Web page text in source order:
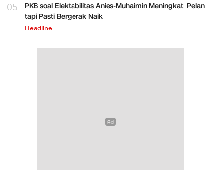
05
PKB soal Elektabilitas Anies-Muhaimin Meningkat: Pelan
tapi Pasti Bergerak Naik
Headline